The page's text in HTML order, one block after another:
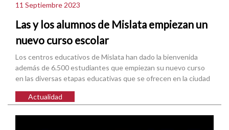
11 Septiembre 2023
Las y los alumnos de Mislata empiezan un
nuevo curso escolar
Los centros educativos de Mislata han dado la bienvenida
además de 6.500 estudiantes que empiezan su nuevo curso
en las diversas etapas educativas que se ofrecen en la ciudad
Actualidad